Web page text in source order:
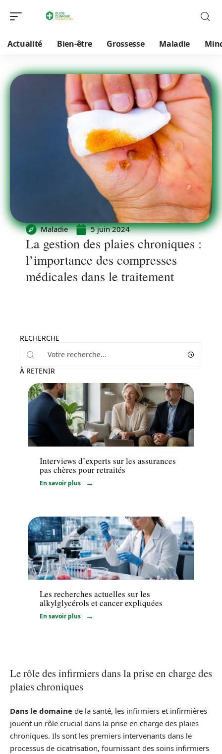
Actualité Bien-être Grossesse Maladie
Maladie 5 juin 2024
La gestion des plaies chroniques :
l’importance des compresses
médicales dans le traitement
RECHERCHE
À RETENIR
Interviews d’experts sur les assurances
pas chères pour retraités
En savoir plus
Actualité
Les recherches actuelles sur les
alkylglycérols et cancer expliquées
En savoir plus
Le rôle des infirmiers dans la prise en charge des
plaies chroniques
Dans le domaine de la santé, les infirmiers et infirmières
jouent un rôle crucial dans la prise en charge des plaies
chroniques. Ils sont les premiers intervenants dans le
processus de cicatrisation, fournissant des soins infirmiers